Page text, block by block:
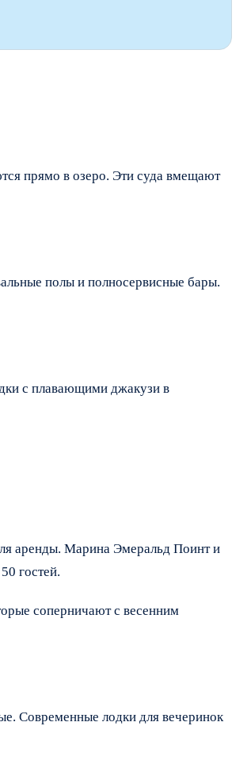
прямо в озеро. Эти суда вмещают
полы и полносервисные бары.
с плавающими джакузи в
аренды. Марина Эмеральд Поинт и
гостей.
соперничают с весенним
Современные лодки для вечеринок